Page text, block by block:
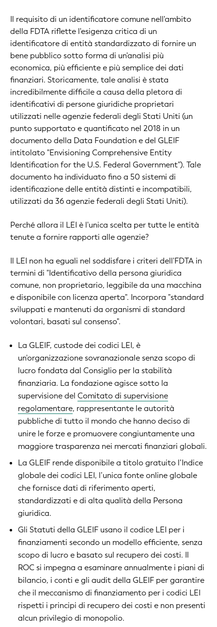
Il requisito di un identificatore comune nell'ambito
della FDTA riflette l'esigenza critica di un
identificatore di entità standardizzato di fornire un
bene pubblico sotto forma di un'analisi più
economica, più efficiente e più semplice dei dati
finanziari. Storicamente, tale analisi è stata
incredibilmente difficile a causa della pletora di
identificativi di persone giuridiche proprietari
utilizzati nelle agenzie federali degli Stati Uniti (un
punto supportato e quantificato nel 2018 in un
documento della Data Foundation e del GLEIF
intitolato "Envisioning Comprehensive Entity
Identification for the U.S. Federal Government"). Tale
documento ha individuato fino a 50 sistemi di
identificazione delle entità distinti e incompatibili,
utilizzati da 36 agenzie federali degli Stati Uniti).
Perché allora il LEI è l'unica scelta per tutte le entità
tenute a fornire rapporti alle agenzie?
Il LEI non ha eguali nel soddisfare i criteri dell'FDTA in
termini di "Identificativo della persona giuridica
comune, non proprietario, leggibile da una macchina
e disponibile con licenza aperta". Incorpora "standard
sviluppati e mantenuti da organismi di standard
volontari, basati sul consenso".
La GLEIF, custode dei codici LEI, è
un'organizzazione sovranazionale senza scopo di
lucro fondata dal Consiglio per la stabilità
finanziaria. La fondazione agisce sotto la
supervisione del Comitato di supervisione
regolamentare, rappresentante le autorità
pubbliche di tutto il mondo che hanno deciso di
unire le forze e promuovere congiuntamente una
maggiore trasparenza nei mercati finanziari globali.
La GLEIF rende disponibile a titolo gratuito l’Indice
globale dei codici LEI, l’unica fonte online globale
che fornisce dati di riferimento aperti,
standardizzati e di alta qualità della Persona
giuridica.
Gli Statuti della GLEIF usano il codice LEI per i
finanziamenti secondo un modello efficiente, senza
scopo di lucro e basato sul recupero dei costi. Il
ROC si impegna a esaminare annualmente i piani di
bilancio, i conti e gli audit della GLEIF per garantire
che il meccanismo di finanziamento per i codici LEI
rispetti i principi di recupero dei costi e non presenti
alcun privilegio di monopolio.